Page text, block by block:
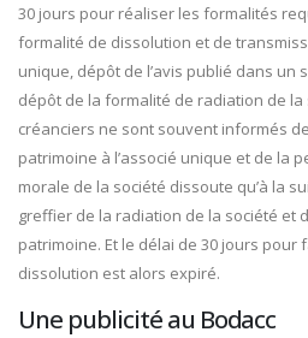
30 jours pour réaliser les formalités
formalité de dissolution et de
unique, dépôt de l’avis publié dans un
dépôt de la formalité de radiation de la
créanciers ne sont souvent informés
patrimoine à l’associé unique et de la
morale de la société dissoute qu’à la
greffier de la radiation de la société et
patrimoine. Et le délai de 30 jours pour
dissolution est alors expiré.
Une publicité au Bodacc